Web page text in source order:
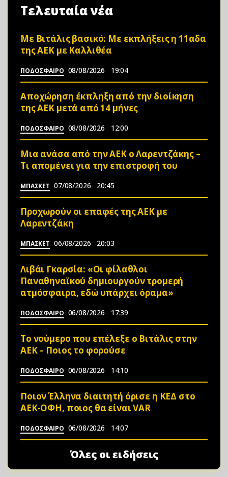
Τελευταία νέα
Mε Βιτάλις βασικό: Με εκπλήξεις η 11αδα
της ΑΕΚ με Καλλιθέα
ΠΟΔΟΣΦΑΙΡΟ 08/08/2026 19:04
Αποχώρηση έκπληξη από την διοίκηση
της ΑΕΚ μετά από 14 μήνες
ΠΟΔΟΣΦΑΙΡΟ 08/08/2026 12:00
Μια ανάσα από την ΑΕΚ ο Λαρεντζάκης –
Τι απομένει για την επιστροφή του
ΜΠΑΣΚΕΤ 07/08/2026 20:45
Προχωρούν οι επαφές της ΑΕΚ με
Λαρεντζάκη
ΜΠΑΣΚΕΤ 06/08/2026 20:03
Λιβάι Γκαρσία: «Οι φίλαθλοι
Παναθηναϊκού δημιουργούν τρομερή
ατμόσφαιρα, εδώ υπάρχει όραμα»
ΠΟΔΟΣΦΑΙΡΟ 06/08/2026 17:39
Το νούμερο που επέλεξε ο Βιτάλις στην
ΑΕΚ – Ποιος το φορούσε
ΠΟΔΟΣΦΑΙΡΟ 06/08/2026 14:10
Ποιον Έλληνα διαιτητή όρισε η ΚΕΔ στο
ΑΕΚ-ΟΦΗ, ποιος θα είναι VAR
ΠΟΔΟΣΦΑΙΡΟ 06/08/2026 14:07
Όλες οι ειδήσεις